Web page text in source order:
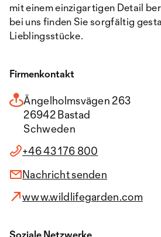
mit einem einzigartigen Detail
bei uns finden Sie sorgfältig
Lieblingsstücke.
Firmenkontakt
Ängelholmsvägen 263
26942 Bastad
Schweden
+46 43 176 800
Nachricht senden
www.wildlifegarden.com
Soziale Netzwerke